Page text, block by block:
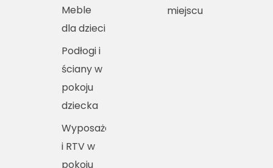
Meble
dla dzieci
Podłogi i
ściany w
pokoju
dziecka
Wyposażenie
i RTV w
pokoju
miejscu